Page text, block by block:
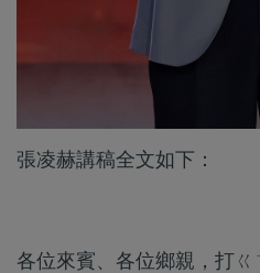
張凌赫講稿全文如下：
各位來賓、各位鄉親，打ㄍ